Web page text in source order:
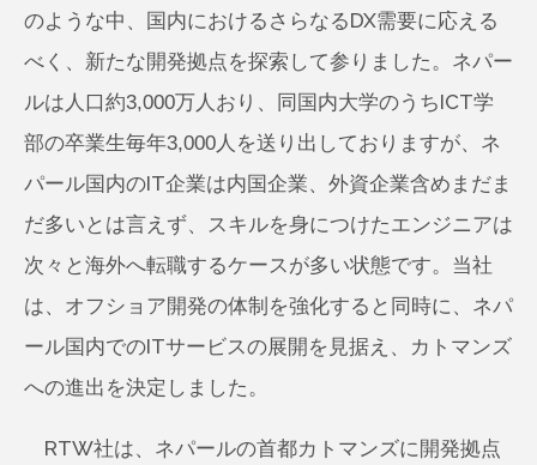
のような中、国内におけるさらなるDX需要に応える
べく、新たな開発拠点を探索して参りました。ネパー
ルは人口約3,000万人おり、同国内大学のうちICT学
部の卒業生毎年3,000人を送り出しておりますが、ネ
パール国内のIT企業は内国企業、外資企業含めまだま
だ多いとは言えず、スキルを身につけたエンジニアは
次々と海外へ転職するケースが多い状態です。当社
は、オフショア開発の体制を強化すると同時に、ネパ
ール国内でのITサービスの展開を見据え、カトマンズ
への進出を決定しました。
RTW社は、ネパールの首都カトマンズに開発拠点